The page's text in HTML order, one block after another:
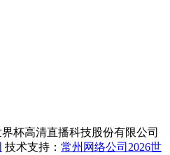
界杯高清直播科技股份有限公司
技术支持： 常州网络公司2026世